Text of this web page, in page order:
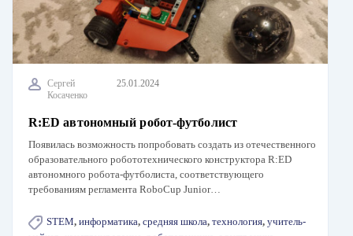
Сергей
Косаченко
25.01.2024
R:ED автономный робот-футболист
Появилась возможность попробовать создать из отечественного
образовательного робототехнического конструктора R:ED
автономного робота-футболиста, соответствующего
требованиям регламента RoboCup Junior…
STEM, информатика, средняя школа, технология, учитель-